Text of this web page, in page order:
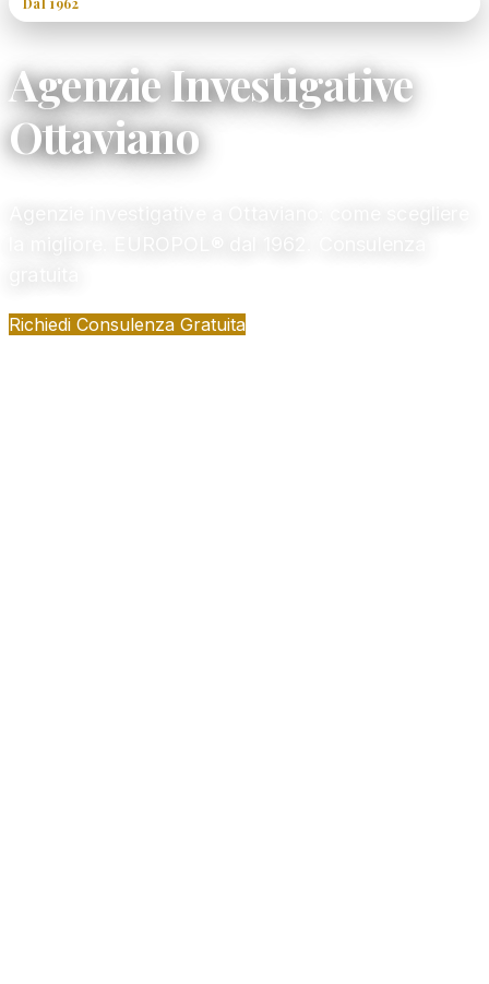
Agenzie Investigative
Ottaviano
Richiedi Consulenza Gratuita